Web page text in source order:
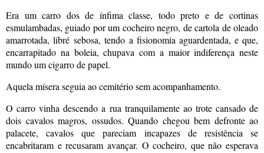
Era um carro dos de ínfima classe, todo preto e de cortinas
esmulambadas, guiado por um cocheiro negro, de cartola de oleado
amarrotada, libré sebosa, tendo a fisionomia aguardentada, e que,
encarrapitado na boleia, chupava com a maior indiferença neste
mundo um cigarro de papel.
Aquela mísera seguia ao cemitério sem acompanhamento.
O carro vinha descendo a rua tranquilamente ao trote cansado de
dois cavalos magros, ossudos. Quando chegou bem defronte ao
palacete, cavalos que pareciam incapazes de resistência se
encabritaram e recusaram avançar. O cocheiro, que não esperava